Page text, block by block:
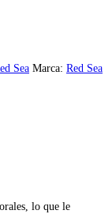
Sea Marca: Red Sea
lo que le